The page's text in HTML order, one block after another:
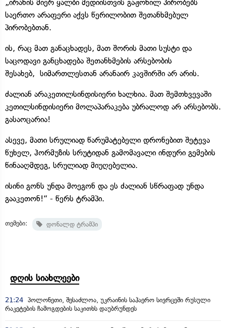
„ირანის მიერ ყალბი მედიისთვის გაჟონილ პირობებს
საერთო არაფერი აქვს წერილობით შეთანხმებულ
პირობებთან.
ის, რაც მათ განაცხადეს, მათ შორის მათი სუსტი და
საცოდავი განცხადება შეთანხმების არსებობის
შესახებ, სიმართლესთან არანაირ კავშირში არ არის.
ძალიან არაკეთილსინდისიერი ხალხია. მათ შემთხვევაში
კეთილსინდისიერი მოლაპარაკება უბრალოდ არ არსებობს.
გასაოცარია!
ასევე, მათი სრულიად წარუმატებელი დრონებით შეტევა
წუხელ, ჰორმუზის სრუტიდან გამომავალი ინდური გემების
წინააღმდეგ, სრულიად მიუღებელია.
ისინი გონს უნდა მოეგონ და ეს ძალიან სწრაფად უნდა
გააკეთონ!“ - წერს ტრამპი.
თემები: დონალდ ტრამპი
დღის სიახლეები
21:24 პოლონეთი, შესაძლოა, უკრაინის საჰაერო სივრცეში რუსული
რაკეტების ჩამოგდების საკითხს დაუბრუნდეს